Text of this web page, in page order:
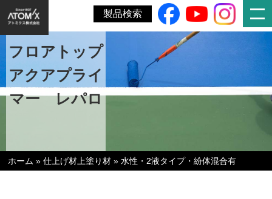
製品検索
フロアトップ
アクアプライ
マー レパロ
ホーム »仕上げ材上塗り材 »水性・2液タイプ・紛体混合有